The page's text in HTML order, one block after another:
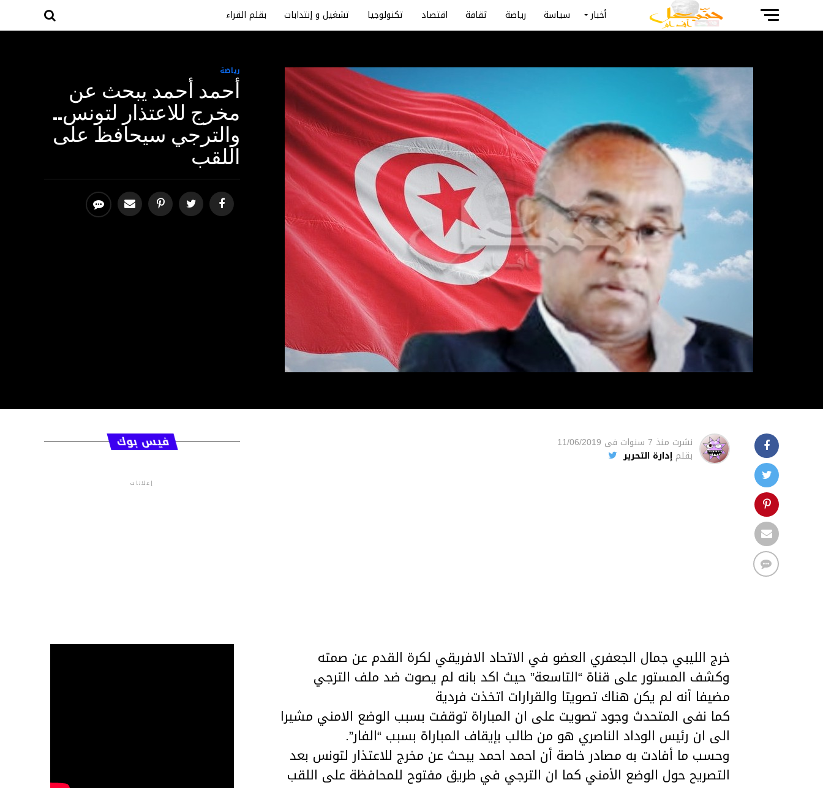
أخبار سياسة رياضة ثقافة اقتصاد تكنولوجيا تشغيل و إنتدابات بقلم القراء
رياضة
أحمد أحمد يبحث عن
مخرج للاعتذار لتونس..
والترجي سيحافظ على
اللقب
نشرت منذ 7 سنوات فى 11/06/2019
بقلم إدارة التحرير
خرج الليبي جمال الجعفري العضو في الاتحاد الافريقي لكرة القدم عن صمته
وكشف المستور على قناة “التاسعة” حيث اكد بانه لم يصوت ضد ملف الترجي
مضيفا أنه لم يكن هناك تصويتا والقرارات اتخذت فردية
كما نفى المتحدث وجود تصويت على ان المباراة توقفت بسبب الوضع الامني مشيرا
الى ان رئيس الوداد الناصري هو من طالب بإيقاف المباراة بسبب “الفار”.
وحسب ما أفادت به مصادر خاصة أن احمد احمد يبحث عن مخرج للاعتذار لتونس بعد
التصريح حول الوضع الأمني كما ان الترجي في طريق مفتوح للمحافظة على اللقب
فيس بوك
إعلانات